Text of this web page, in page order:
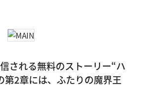
される無料のストーリー“ハ
第2章には、ふたりの魔界王